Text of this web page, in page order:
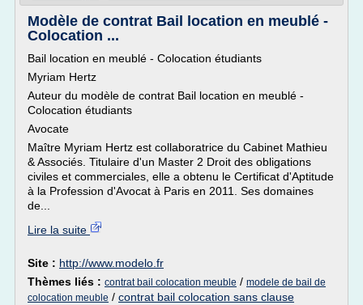
Modèle de contrat Bail location en meublé -
Colocation ...
Bail location en meublé - Colocation étudiants
Myriam Hertz
Auteur du modèle de contrat Bail location en meublé -
Colocation étudiants
Avocate
Maître Myriam Hertz est collaboratrice du Cabinet Mathieu
& Associés. Titulaire d'un Master 2 Droit des obligations
civiles et commerciales, elle a obtenu le Certificat d'Aptitude
à la Profession d'Avocat à Paris en 2011. Ses domaines
de...
Lire la suite
Site : http://www.modelo.fr
Thèmes liés : contrat bail colocation meuble / modele de bail de
colocation meuble / contrat bail colocation sans clause